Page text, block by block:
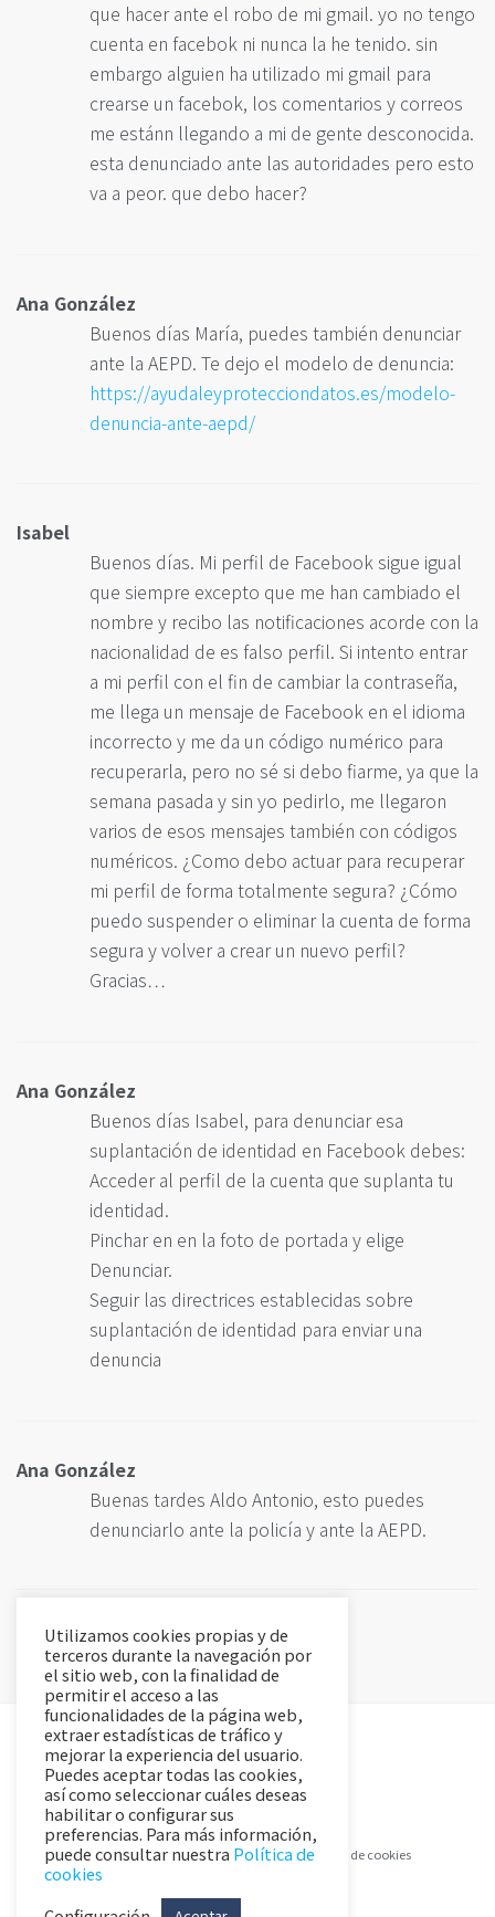
que hacer ante el robo de mi gmail. yo no tengo
cuenta en facebok ni nunca la he tenido. sin
embargo alguien ha utilizado mi gmail para
crearse un facebok, los comentarios y correos
me estánn llegando a mi de gente desconocida.
esta denunciado ante las autoridades pero esto
va a peor. que debo hacer?
Ana González
Buenos días María, puedes también denunciar
ante la AEPD. Te dejo el modelo de denuncia:
https://ayudaleyprotecciondatos.es/modelo-
denuncia-ante-aepd/
Isabel
Buenos días. Mi perfil de Facebook sigue igual
que siempre excepto que me han cambiado el
nombre y recibo las notificaciones acorde con la
nacionalidad de es falso perfil. Si intento entrar
a mi perfil con el fin de cambiar la contraseña,
me llega un mensaje de Facebook en el idioma
incorrecto y me da un código numérico para
recuperarla, pero no sé si debo fiarme, ya que la
semana pasada y sin yo pedirlo, me llegaron
varios de esos mensajes también con códigos
numéricos. ¿Como debo actuar para recuperar
mi perfil de forma totalmente segura? ¿Cómo
puedo suspender o eliminar la cuenta de forma
segura y volver a crear un nuevo perfil?
Gracias…
Ana González
Buenos días Isabel, para denunciar esa
suplantación de identidad en Facebook debes:
Acceder al perfil de la cuenta que suplanta tu
identidad.
Pinchar en en la foto de portada y elige
Denunciar.
Seguir las directrices establecidas sobre
suplantación de identidad para enviar una
denuncia
Ana González
Buenas tardes Aldo Antonio, esto puedes
denunciarlo ante la policía y ante la AEPD.
Aviso Legal y Política de Privacidad Política de cookies
Utilizamos cookies propias y de
terceros durante la navegación por
el sitio web, con la finalidad de
permitir el acceso a las
funcionalidades de la página web,
extraer estadísticas de tráfico y
mejorar la experiencia del usuario.
Puedes aceptar todas las cookies,
así como seleccionar cuáles deseas
habilitar o configurar sus
preferencias. Para más información,
puede consultar nuestra Política de
cookies